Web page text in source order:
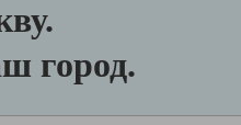
город.